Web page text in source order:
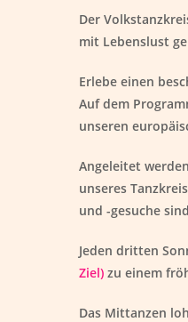
Der
mit Lebenslust
Erlebe einen
Auf dem
unseren
Angeleitet
unseres
und -gesuche
Jeden dritten
Ziel) zu einem
Das Mittanzen